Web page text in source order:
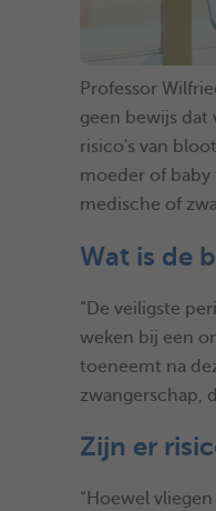
Professor
geen bewijs dat
risico's van
moeder of baby
medische of
Wat is de
“De veiligste
weken bij een
toeneemt na
zwangerschap,
Zijn er
“Hoewel